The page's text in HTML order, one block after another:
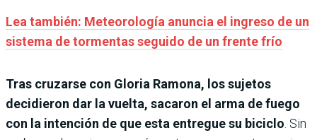
Lea también: Meteorología anuncia el ingreso de un
sistema de tormentas seguido de un frente frío
Tras cruzarse con Gloria Ramona, los sujetos
decidieron dar la vuelta, sacaron el arma de fuego
con la intención de que esta entregue su biciclo. Sin